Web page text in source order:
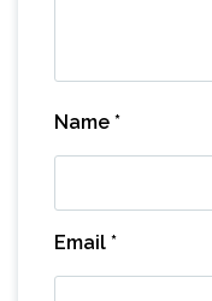
Name *
Email *